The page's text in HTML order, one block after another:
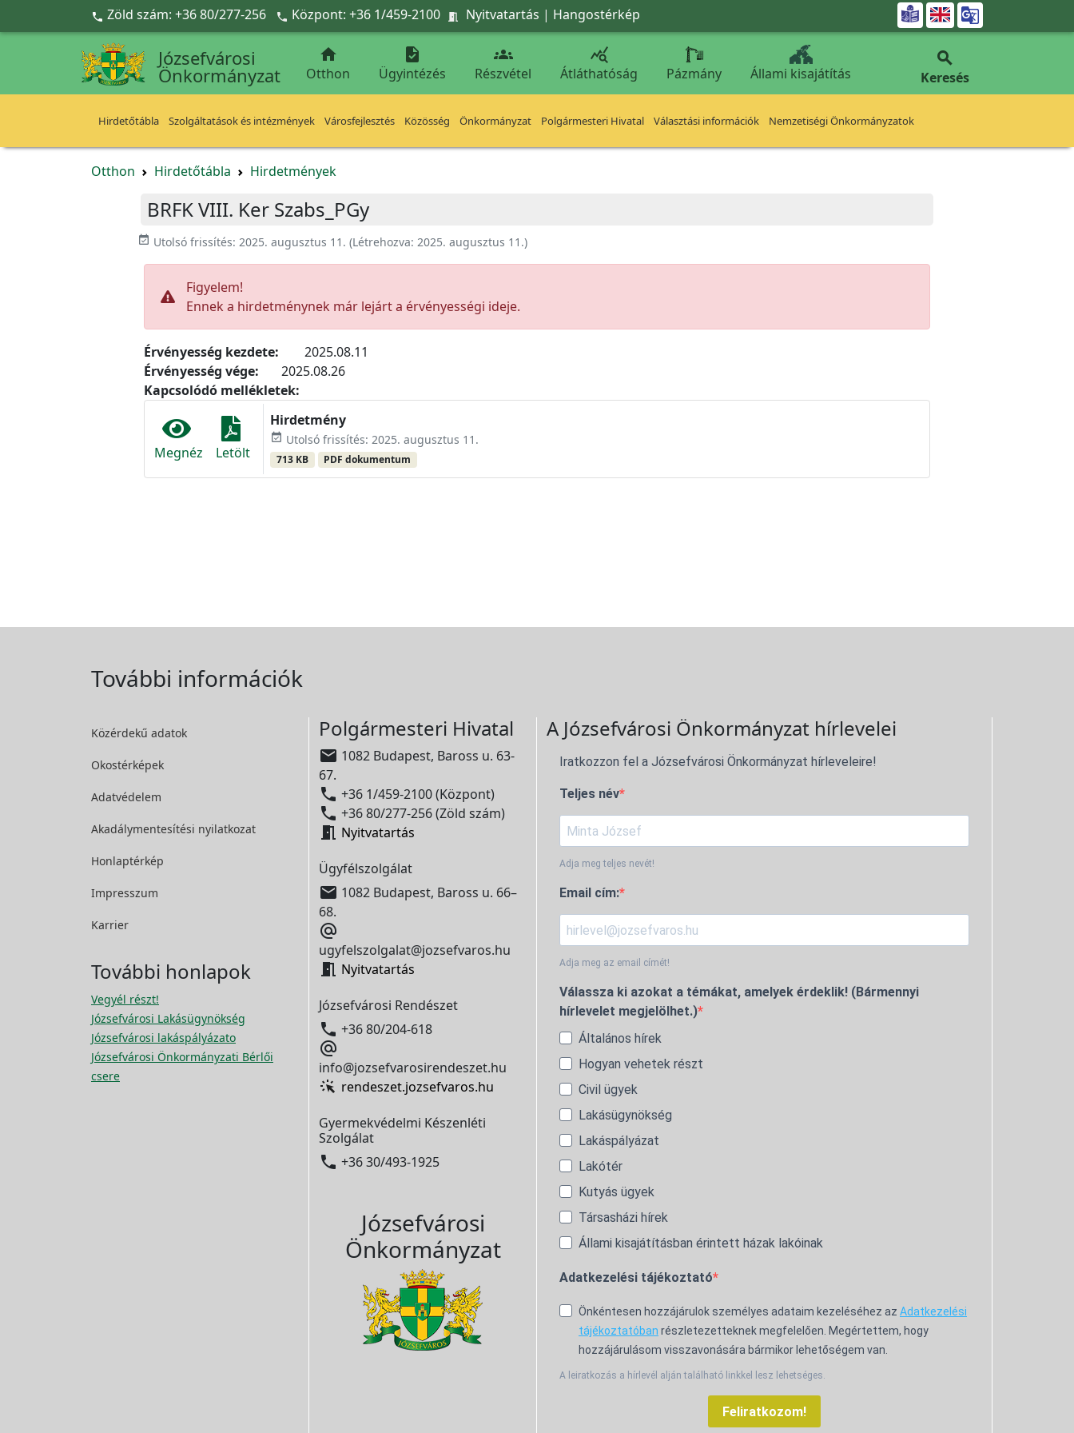
Ugrás a fő tartalomra
 Zöld szám: +36 80/277-256  Központ: +36 1/459-2100  Nyitvatartás | Hangostérkép 
Józsefvárosi
Önkormányzat

Otthon

Ügyintézés

Részvétel

Átláthatóság Pázmány Állami kisajátítás

Keresés
Hirdetőtábla Szolgáltatások és intézmények Városfejlesztés Közösség Önkormányzat Polgármesteri Hivatal Választási információk Nemzetiségi Önkormányzatok
Otthon Hirdetőtábla Hirdetmények
BRFK VIII. Ker Szabs_PGy
event_available Utolsó frissítés: 2025. augusztus 11. (Létrehozva: 2025. augusztus 11.)
Figyelem!
Ennek a hirdetménynek már lejárt a érvényességi ideje.
Érvényesség kezdete:
2025.08.11
Érvényesség vége:
2025.08.26
Kapcsolódó mellékletek:
Megnéz Letölt
Hirdetmény
event_available Utolsó frissítés: 2025. augusztus 11.
713 KB PDF dokumentum
További információk
Közérdekű adatok
Okostérképek
Adatvédelem
Akadálymentesítési nyilatkozat
Honlaptérkép
Impresszum
Karrier
További honlapok
Vegyél részt!
Józsefvárosi Lakásügynökség
Józsefvárosi lakáspályázato
Józsefvárosi Önkormányzati Bérlői
csere
Polgármesteri Hivatal
 1082 Budapest, Baross u. 63-
67.
 +36 1/459-2100 (Központ)
 +36 80/277-256 (Zöld szám)
 Nyitvatartás
Ügyfélszolgálat
 1082 Budapest, Baross u. 66–
68.

ugyfelszolgalat@jozsefvaros.hu
 Nyitvatartás
Józsefvárosi Rendészet
 +36 80/204-618

info@jozsefvarosirendeszet.hu
rendeszet.jozsefvaros.hu
Gyermekvédelmi Készenléti
Szolgálat
 +36 30/493-1925
Józsefvárosi
Önkormányzat
A Józsefvárosi Önkormányzat hírlevelei
Iratkozzon fel a Józsefvárosi Önkormányzat hírleveleire!
Teljes név
Adja meg teljes nevét!
Email cím:
Adja meg az email címét!
Válassza ki azokat a témákat, amelyek érdeklik! (Bármennyi
hírlevelet megjelölhet.)
Általános hírek
Hogyan vehetek részt
Civil ügyek
Lakásügynökség
Lakáspályázat
Lakótér
Kutyás ügyek
Társasházi hírek
Állami kisajátításban érintett házak lakóinak
Adatkezelési tájékoztató
Önkéntesen hozzájárulok személyes adataim kezeléséhez az Adatkezelési
tájékoztatóban részletezetteknek megfelelően. Megértettem, hogy
hozzájárulásom visszavonására bármikor lehetőségem van.
A leiratkozás a hírlevél alján található linkkel lesz lehetséges.
Feliratkozom!